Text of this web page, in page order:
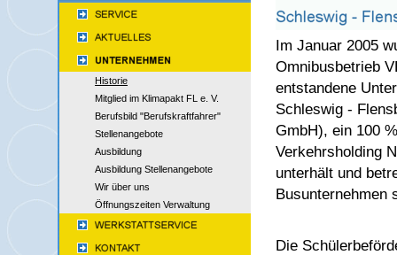
Historie
Mitglied im Klimapakt FL e. V.
Berufsbild "Berufskraftfahrer"
Stellenangebote
Ausbildung
Ausbildung Stellenangebote
Wir über uns
Öffnungszeiten Verwaltung
Im Januar 2005
Omnibusbetrieb
entstandene
Schleswig -
GmbH), ein 100
Verkehrsholding
unterhält und
Busunternehmen
Die